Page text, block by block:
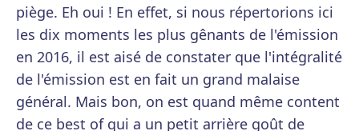
piège. Eh oui ! En effet, si nous répertorions ici
les dix moments les plus gênants de l'émission
en 2016, il est aisé de constater que l'intégralité
de l'émission est en fait un grand malaise
général. Mais bon, on est quand même content
de ce best of qui a un petit arrière goût de